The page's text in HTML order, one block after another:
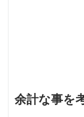
余計な事を